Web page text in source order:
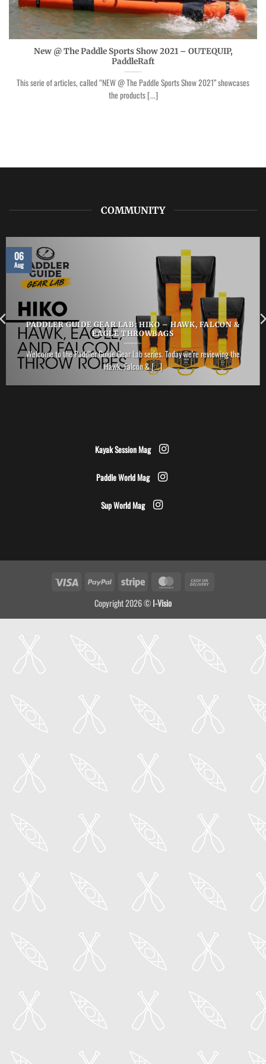
New @ The Paddle Sports Show 2021 – OUTEQUIP,
PaddleRaft
This serie of articles, called “NEW @ The Paddle Sports Show 2021” showcases
the products [...]
COMMUNITY
PADDLER GUIDE GEAR LAB: HIKO – HAWK, FALCON &
EAGLE THROWBAGS
Welcome to the Paddler Guide Gear Lab series. Today we’re reviewing the
Hawk, Falcon & [...]
06
Aug
Kayak Session Mag
Paddle World Mag
Sup World Mag
Visa PayPal Stripe MasterCard
Copyright 2026 ©I-Visio